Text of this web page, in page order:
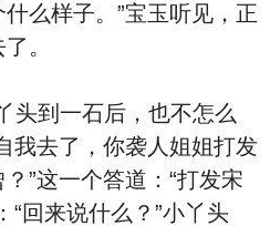
么样子。”宝玉听见，正
。
到一石后，也不怎么
我去了，你袭人姐姐打发
”这一个答道：“打发宋
“回来说什么？”小丫头